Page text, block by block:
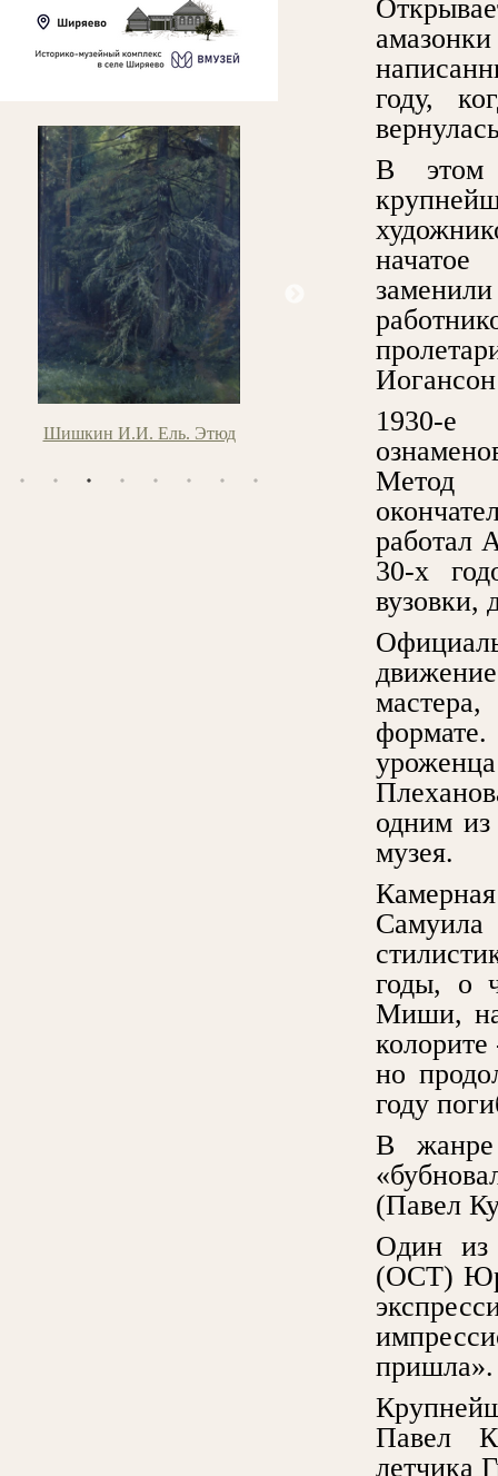
Шишкин И.И. Ель. Этюд
Маковский В.Е. Две сестры
дочери)
году,
В этом
1930-е
Метод
работал
30-х
вузовки,
одним из
музея.
годы, о
Миши,
но
году
В жанре
(Павел
Один из
(ОСТ)
пришла».
Павел
летчика